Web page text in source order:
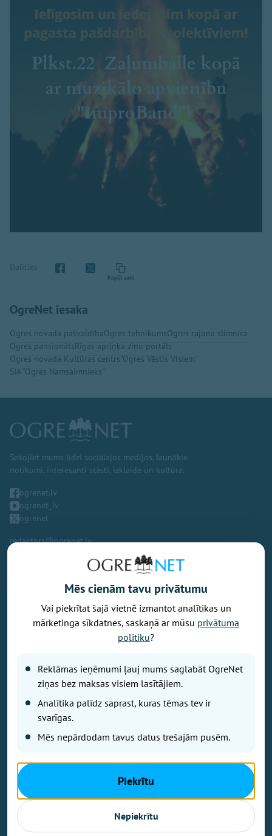
Dalīties
Kopēt saiti
OgreNet iesaka
Ogres novada pašvaldībaOgres tehnikumsOgres rajona slimnīca
Ogres pansionātsRīgas apriņķa ziņu portāls
Ogres novada Kultūras centrs"Ogres Vēstis Visiem"
SIA "Ogres Namsaimnieks"
Sekojiet mums līdzi sociālajos medijos. Jaunākie
notikumi, interesanti stāsti, izklaide un kultūra.
ogrenet.lv
ogrenet_lv
ogrenet
redaktors@ogrenet.lv
Vēlaties izteikt savu viedokli par portālu? Pamanījāt kļūdu? Ir
problēma, ko vēlaties apspriest publiski? Vēlaties iesūtīt rakstu par
Jums aktuālu tēmu? Varbūt Jums vajadzīgs padoms? Rakstiet uz
Izdevējs: SIA "Ogres Balss".
Juridiskā adrese: Lāčplēša iela 24
Ētikas kodeks
Autortiesības
Kontakti
Reklāma
Autortiesības © Ogrenet 2026.
Mēs cienām tavu privātumu
Vai piekrītat šajā vietnē izmantot analītikas un
mārketinga sīkdatnes, saskaņā ar mūsu privātuma
politiku?
Reklāmas ieņēmumi ļauj mums saglabāt OgreNet
ziņas bez maksas visiem lasītājiem.
Analītika palīdz saprast, kuras tēmas tev ir
svarīgas.
Mēs nepārdodam tavus datus trešajām pusēm.
Piekrītu
Nepiekrītu